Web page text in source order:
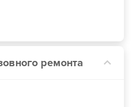
ремонта